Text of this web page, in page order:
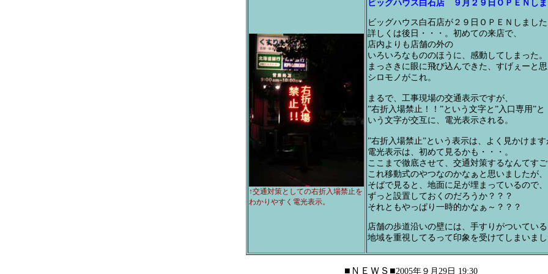
↑交通対策としての右折入場禁止を
わかりやすく電光表示。
ビッグハウス白石店 ９月２９日ＯＰＥＮしま
ビッグハウス白石店が２９日ＯＰＥＮしました
詳しくは後日・・・。初めての来店で、
店内よりも店舗の外の
いろいろなもののほうに、感動してしまった。
まっさきに眼に飛び込んできた、すげぇーと
シロモノがこれ。
まるで、工事現場の交通表示ですが、
”右折入場禁止！！”という文字と”入口専用”と
いう文字が交互に、電光表示される。
”右折入場禁止”という表示は、よく見かけます
電光表示は、初めて見るかも・・・。
ここまで徹底させて、交通対策するなんてすご
これ移動式のやつなのかなぁと思いましたが、
そばで見ると、地面に足が埋まっているので、
ずっと設置しておくのだろうか？？？
それともやっぱり一時的かなぁ～？？？
店舗の歩道沿いの壁には、手すりがついている
地域を重視してるって印象を受けてしまいまし
■ＮＥＷＳ■2005年９月29日 19:30